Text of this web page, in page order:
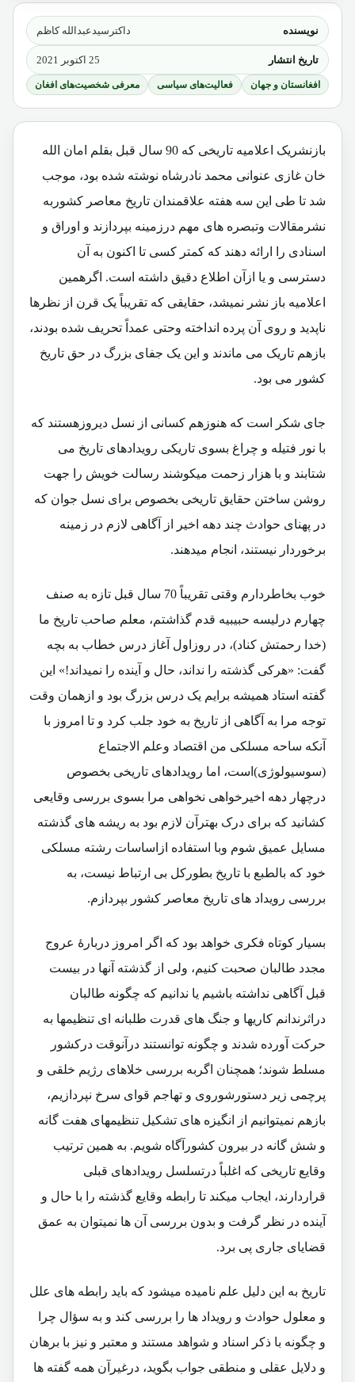
نویسنده داکترسیدعبدالله کاظم
تاریخ انتشار 25 اکتوبر 2021
افغانستان و جهان فعالیت‌های سیاسی معرفی شخصیت‌های افغان
بازنشریک اعلامیه تاریخی که 90 سال قبل بقلم امان الله
خان غازی عنوانی محمد نادرشاه نوشته شده بود، موجب
شد تا طی این سه هفته علاقمندان تاریخ معاصر کشوربه
نشرمقالات وتبصره های مهم درزمینه بپردازند و اوراق و
اسنادی را ارائه دهند که کمتر کسی تا اکنون به آن
دسترسی و یا ازآن اطلاع دقیق داشته است. اگرهمین
اعلامیه باز نشر نمیشد، حقایقی که تقریباً یک قرن از نظرها
ناپدید و روی آن پرده انداخته وحتی عمداً تحریف شده بودند،
بازهم تاریک می ماندند و این یک جفای بزرگ در حق تاریخ
کشور می بود.
جای شکر است که هنوزهم کسانی از نسل دیروزهستند که
با نور فتیله و چراغ بسوی تاریکی رویدادهای تاریخ می
شتابند و با هزار زحمت میکوشند رسالت خویش را جهت
روشن ساختن حقایق تاریخی بخصوص برای نسل جوان که
در پهنای حوادث چند دهه اخیر از آگاهی لازم در زمینه
برخوردار نیستند، انجام میدهند.
خوب بخاطردارم وقتی تقریباً 70 سال قبل تازه به صنف
چهارم درلیسه حبیبیه قدم گذاشتم، معلم صاحب تاریخ ما
(خدا رحمتش کناد)، در روزاول آغاز درس خطاب به بچه
گفت: «هرکی گذشته را نداند، حال و آینده را نمیداند!» این
گفته استاد همیشه برایم یک درس بزرگ بود و ازهمان وقت
توجه مرا به آگاهی از تاریخ به خود جلب کرد و تا امروز با
آنکه ساحه مسلکی من اقتصاد وعلم الاجتماع
(سوسیولوژی)است، اما رویدادهای تاریخی بخصوص
درچهار دهه اخیرخواهی نخواهی مرا بسوی بررسی وقایعی
کشانید که برای درک بهترآن لازم بود به ریشه های گذشته
مسایل عمیق شوم وبا استفاده ازاساسات رشته مسلکی
خود که بالطبع با تاریخ بطورکل بی ارتباط نیست، به
بررسی رویداد های تاریخ معاصر کشور بپردازم.
بسیار کوتاه فکری خواهد بود که اگر امروز دربارۀ عروج
مجدد طالبان صحبت کنیم، ولی از گذشته آنها در بیست
قبل آگاهی نداشته باشیم یا ندانیم که چگونه طالبان
دراثرندانم کاریها و جنگ های قدرت طلبانه ای تنظیمها به
حرکت آورده شدند و چگونه توانستند درآنوقت درکشور
مسلط شوند؛ همچنان اگربه بررسی خلاهای رژیم خلقی و
پرچمی زیر دستورشوروی و تهاجم قوای سرخ نپردازیم،
بازهم نمیتوانیم از انگیزه های تشکیل تنظیمهای هفت گانه
و شش گانه در بیرون کشورآگاه شویم. به همین ترتیب
وقایع تاریخی که اغلباً درتسلسل رویدادهای قبلی
قراردارند، ایجاب میکند تا رابطه وقایع گذشته را با حال و
آینده در نظر گرفت و بدون بررسی آن ها نمیتوان به عمق
قضایای جاری پی برد.
تاریخ به این دلیل علم نامیده میشود که باید رابطه های علل
و معلول حوادث و رویداد ها را بررسی کند و به سؤال چرا
و چگونه با ذکر اسناد و شواهد مستند و معتبر و نیز با برهان
و دلایل عقلی و منطقی جواب بگوید، درغیرآن همه گفته ها